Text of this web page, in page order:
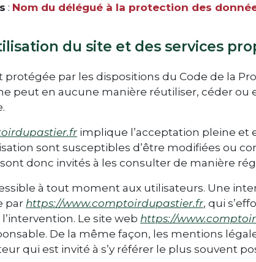
: Nom du délégué à la protection des
du site et des services
protégée par les dispositions du Code de la
peut en aucune manière réutiliser, céder
implique l’acceptation pleine et
sont susceptibles d’être modifiées ou
sont donc invités à les consulter de manière
à tout moment aux utilisateurs. Une
par https://www.comptoirdupastier.fr, qui
Le site web https://
De la même façon, les mentions
qui est invité à s’y référer le plus souvent